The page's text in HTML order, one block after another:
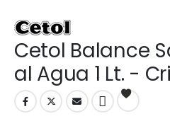
Cetol Balance
al Agua 1 Lt. -